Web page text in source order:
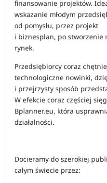
finansowanie projektów.
wskazanie młodym
od pomysłu, przez projekt
i biznesplan, po stworzenie
rynek.
Przedsiębiorcy coraz
technologiczne nowinki,
i przejrzysty sposób
W efekcie coraz częściej
Bplanner.eu, która
działalności.
Docieramy do szerokiej
całym świecie przez: